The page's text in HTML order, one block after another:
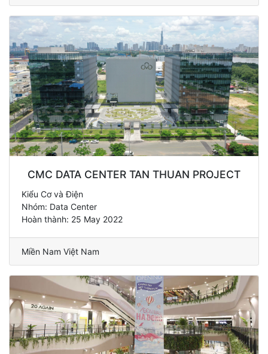
CMC DATA CENTER TAN THUAN PROJECT
Kiểu Cơ và Điện
Nhóm: Data Center
Hoàn thành: 25 May 2022
Miền Nam Việt Nam